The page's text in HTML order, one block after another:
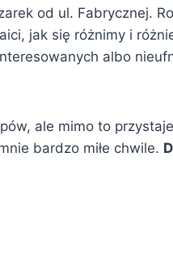
od ul. Fabrycznej.
jak się różnimy i
albo
ale mimo to
bardzo miłe chwile.